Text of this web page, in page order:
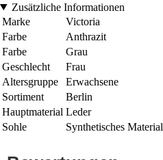
Zusätzliche Informationen
Marke
Victoria
Farbe
Anthrazit
Farbe
Grau
Geschlecht
Frau
Altersgruppe
Erwachsene
Sortiment
Berlin
Hauptmaterial Leder
Sohle
Synthetisches Material